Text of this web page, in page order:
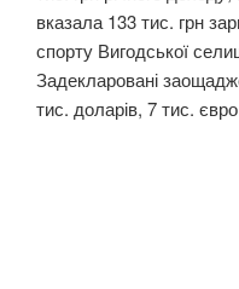
вказала 133 тис. грн
спорту Вигодської
Задекларовані
тис. доларів, 7 тис.